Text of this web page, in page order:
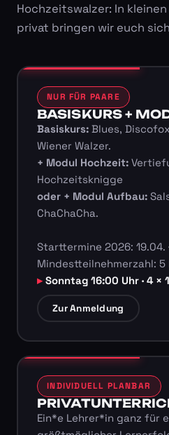
Hochzeitswalzer: In
privat bringen wir euch
NUR FÜR PAARE
BASISKURS +
Basiskurs:Blues,
Wiener Walzer.
+ Modul Hochzeit:
Hochzeitsknigge
oder + Modul Aufbau:
ChaChaCha.
Starttermine 2026: 19.04. ·
Mindestteilnehmerzahl: 5
Sonntag 16:00 Uhr · 4 ×
Zur Anmeldung
INDIVIDUELL PLANBAR
Ein*e Lehrer*in ganz für